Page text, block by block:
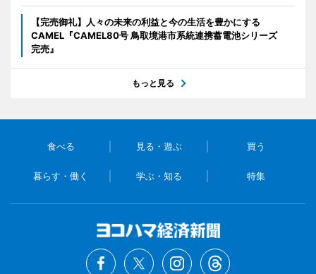
【完売御礼】人々の未来の利益と今の生活を豊かにする
CAMEL『CAMEL80号 鳥取境港市系統連携蓄電池シリーズ
完売』
もっと見る
食べる 見る・遊ぶ 買う
暮らす・働く 学ぶ・知る 特集